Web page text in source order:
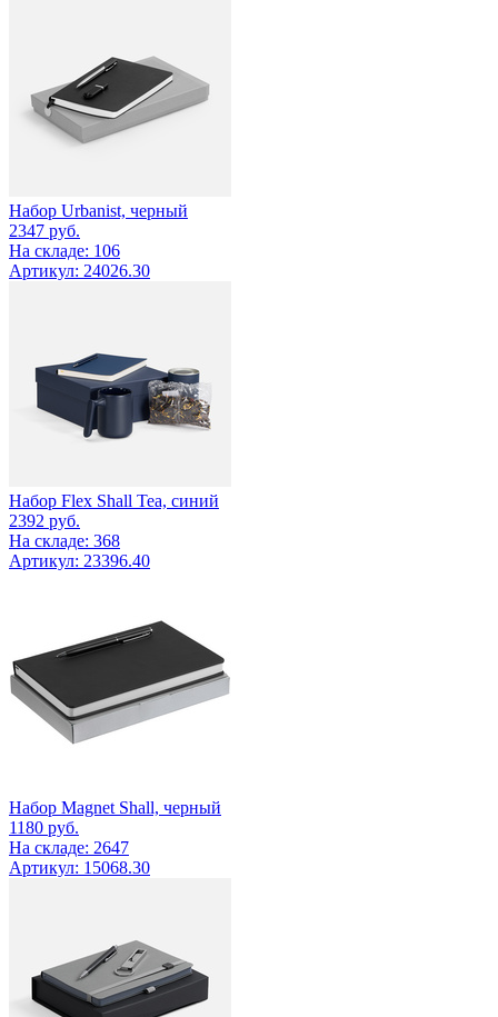
Набор Urbanist, черный
2347 руб.
На складе: 106
Артикул: 24026.30
Набор Flex Shall Tea, синий
2392 руб.
На складе: 368
Артикул: 23396.40
Набор Magnet Shall, черный
1180 руб.
На складе: 2647
Артикул: 15068.30